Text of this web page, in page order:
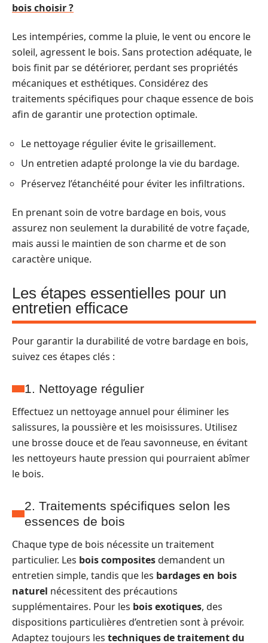
bois choisir ?
Les intempéries, comme la pluie, le vent ou encore le
soleil, agressent le bois. Sans protection adéquate, le
bois finit par se détériorer, perdant ses propriétés
mécaniques et esthétiques. Considérez des
traitements spécifiques pour chaque essence de bois
afin de garantir une protection optimale.
Le nettoyage régulier évite le grisaillement.
Un entretien adapté prolonge la vie du bardage.
Préservez l’étanchéité pour éviter les infiltrations.
En prenant soin de votre bardage en bois, vous
assurez non seulement la durabilité de votre façade,
mais aussi le maintien de son charme et de son
caractère unique.
Les étapes essentielles pour un
entretien efficace
Pour garantir la durabilité de votre bardage en bois,
suivez ces étapes clés :
1. Nettoyage régulier
Effectuez un nettoyage annuel pour éliminer les
salissures, la poussière et les moisissures. Utilisez
une brosse douce et de l’eau savonneuse, en évitant
les nettoyeurs haute pression qui pourraient abîmer
le bois.
2. Traitements spécifiques selon les
essences de bois
Chaque type de bois nécessite un traitement
particulier. Les bois compositesdemandent un
entretien simple, tandis que les bardages en bois
naturel nécessitent des précautions
supplémentaires. Pour les bois exotiques, des
dispositions particulières d’entretien sont à prévoir.
Adaptez toujours les techniques de traitement du